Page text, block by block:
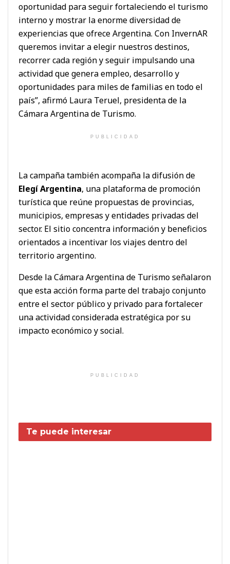
oportunidad para seguir fortaleciendo el turismo
interno y mostrar la enorme diversidad de
experiencias que ofrece Argentina. Con InvernAR
queremos invitar a elegir nuestros destinos,
recorrer cada región y seguir impulsando una
actividad que genera empleo, desarrollo y
oportunidades para miles de familias en todo el
país”, afirmó Laura Teruel, presidenta de la
Cámara Argentina de Turismo.
PUBLICIDAD
La campaña también acompaña la difusión de
Elegí Argentina, una plataforma de promoción
turística que reúne propuestas de provincias,
municipios, empresas y entidades privadas del
sector. El sitio concentra información y beneficios
orientados a incentivar los viajes dentro del
territorio argentino.
Desde la Cámara Argentina de Turismo señalaron
que esta acción forma parte del trabajo conjunto
entre el sector público y privado para fortalecer
una actividad considerada estratégica por su
impacto económico y social.
PUBLICIDAD
Te puede interesar